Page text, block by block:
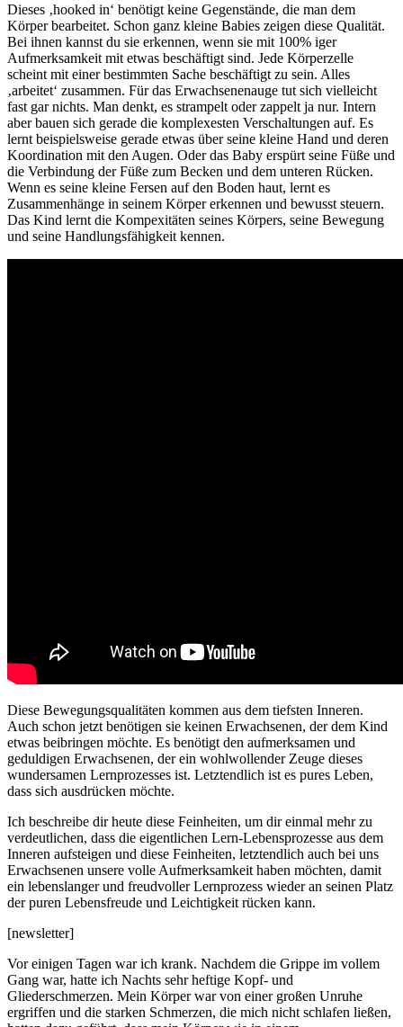
Dieses ‚hooked in‘ benötigt keine Gegenstände, die man dem
Körper bearbeitet. Schon ganz kleine Babies zeigen diese Qualität.
Bei ihnen kannst du sie erkennen, wenn sie mit 100% iger
Aufmerksamkeit mit etwas beschäftigt sind. Jede Körperzelle
scheint mit einer bestimmten Sache beschäftigt zu sein. Alles
‚arbeitet‘ zusammen. Für das Erwachsenenauge tut sich vielleicht
fast gar nichts. Man denkt, es strampelt oder zappelt ja nur. Intern
aber bauen sich gerade die komplexesten Verschaltungen auf. Es
lernt beispielsweise gerade etwas über seine kleine Hand und deren
Koordination mit den Augen. Oder das Baby erspürt seine Füße und
die Verbindung der Füße zum Becken und dem unteren Rücken.
Wenn es seine kleine Fersen auf den Boden haut, lernt es
Zusammenhänge in seinem Körper erkennen und bewusst steuern.
Das Kind lernt die Kompexitäten seines Körpers, seine Bewegung
und seine Handlungsfähigkeit kennen.
Diese Bewegungsqualitäten kommen aus dem tiefsten Inneren.
Auch schon jetzt benötigen sie keinen Erwachsenen, der dem Kind
etwas beibringen möchte. Es benötigt den aufmerksamen und
geduldigen Erwachsenen, der ein wohlwollender Zeuge dieses
wundersamen Lernprozesses ist. Letztendlich ist es pures Leben,
dass sich ausdrücken möchte.
Ich beschreibe dir heute diese Feinheiten, um dir einmal mehr zu
verdeutlichen, dass die eigentlichen Lern-Lebensprozesse aus dem
Inneren aufsteigen und diese Feinheiten, letztendlich auch bei uns
Erwachsenen unsere volle Aufmerksamkeit haben möchten, damit
ein lebenslanger und freudvoller Lernprozess wieder an seinen Platz
der puren Lebensfreude und Leichtigkeit rücken kann.
[newsletter]
Vor einigen Tagen war ich krank. Nachdem die Grippe im vollem
Gang war, hatte ich Nachts sehr heftige Kopf- und
Gliederschmerzen. Mein Körper war von einer großen Unruhe
ergriffen und die starken Schmerzen, die mich nicht schlafen ließen,